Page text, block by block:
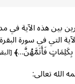
بين هذه الآية في
التي في سورة
بِكَلِمَاتٍ فَأَتَمَّهُنَّ…﴾
الله تعالى: